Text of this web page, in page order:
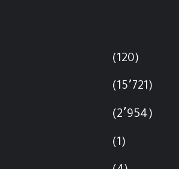
(120)
(15٬721)
(2٬954)
(1)